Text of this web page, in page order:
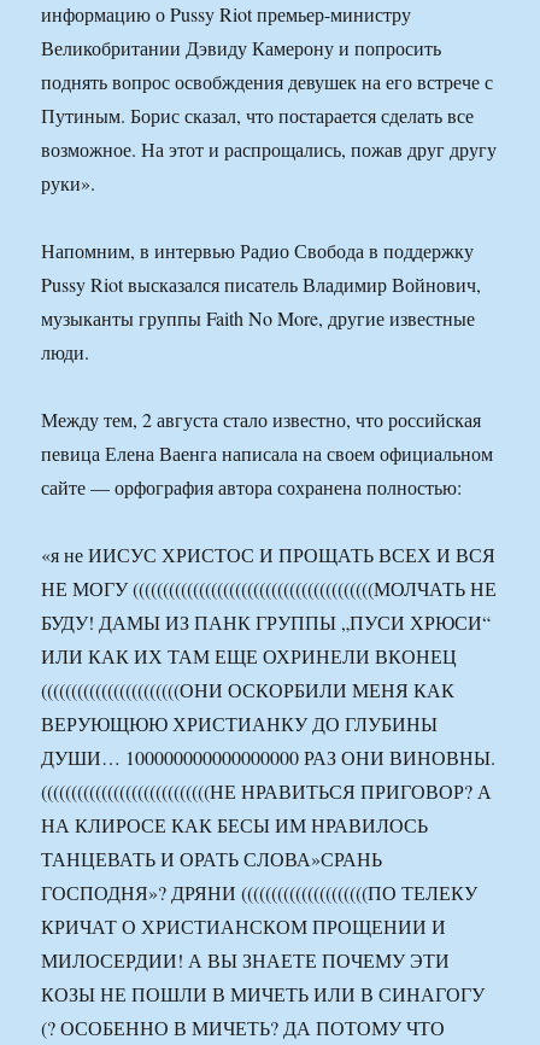
информацию о Pussy Riot премьер-министру
Великобритании Дэвиду Камерону и попросить
поднять вопрос освобждения девушек на его встрече с
Путиным. Борис сказал, что постарается сделать все
возможное. На этот и распрощались, пожав друг другу
руки».
Напомним, в интервью Радио Свобода в поддержку
Pussy Riot высказался писатель Владимир Войнович,
музыканты группы Faith No More, другие известные
люди.
Между тем, 2 августа стало известно, что российская
певица Елена Ваенга написала на своем официальном
сайте — орфография автора сохранена полностью:
«я не ИИСУС ХРИСТОС И ПРОЩАТЬ ВСЕХ И ВСЯ
НЕ МОГУ ((((((((((((((((((((((((((((((((((((((((МОЛЧАТЬ НЕ
БУДУ! ДАМЫ ИЗ ПАНК ГРУППЫ „ПУСИ ХРЮСИ“
ИЛИ КАК ИХ ТАМ ЕЩЕ ОХРИНЕЛИ ВКОНЕЦ
(((((((((((((((((((((((ОНИ ОСКОРБИЛИ МЕНЯ КАК
ВЕРУЮЩЮЮ ХРИСТИАНКУ ДО ГЛУБИНЫ
ДУШИ… 100000000000000000 РАЗ ОНИ ВИНОВНЫ.
((((((((((((((((((((((((((((НЕ НРАВИТЬСЯ ПРИГОВОР? А
НА КЛИРОСЕ КАК БЕСЫ ИМ НРАВИЛОСЬ
ТАНЦЕВАТЬ И ОРАТЬ СЛОВА»СРАНЬ
ГОСПОДНЯ»? ДРЯНИ (((((((((((((((((((((ПО ТЕЛЕКУ
КРИЧАТ О ХРИСТИАНСКОМ ПРОЩЕНИИ И
МИЛОСЕРДИИ! А ВЫ ЗНАЕТЕ ПОЧЕМУ ЭТИ
КОЗЫ НЕ ПОШЛИ В МИЧЕТЬ ИЛИ В СИНАГОГУ
(? ОСОБЕННО В МИЧЕТЬ? ДА ПОТОМУ ЧТО